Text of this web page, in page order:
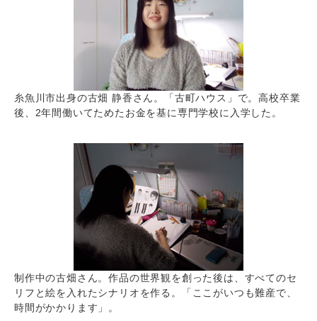
糸魚川市出身の古畑 静香さん。「古町ハウス」で。高校卒業
後、2年間働いてためたお金を基に専門学校に入学した。
制作中の古畑さん。作品の世界観を創った後は、すべてのセ
リフと絵を入れたシナリオを作る。「ここがいつも難産で、
時間がかかります」。